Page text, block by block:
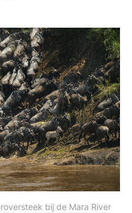
bij de Mara River